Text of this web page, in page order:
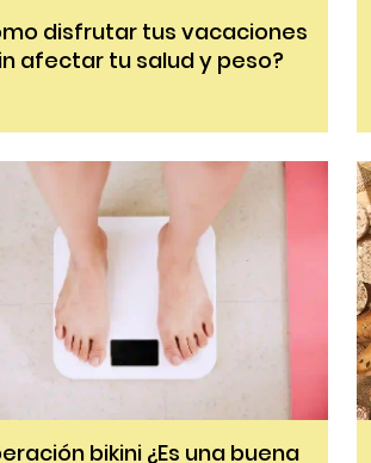
disfrutar tus vacaciones
afectar tu salud y peso?
bikini ¿Es una buena